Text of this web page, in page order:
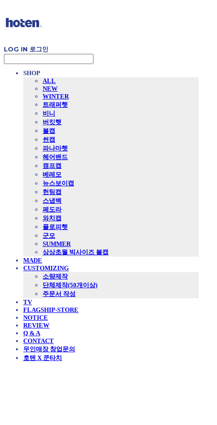
LOG IN 로그인
SHOP
ALL
NEW
WINTER
트래퍼햇
비니
버킷햇
볼캡
썬캡
파나마햇
헤어밴드
캠프캡
베레모
뉴스보이캡
헌팅캡
스냅백
페도라
와치캡
플로피햇
군모
SUMMER
상상초월 빅사이즈 볼캡
MADE
CUSTOMIZING
소량제작
단체제작(50개이상)
주문서 작성
TV
FLAGSHIP-STORE
NOTICE
REVIEW
Q & A
CONTACT
무인매장 창업문의
호텐 X 쿤타치